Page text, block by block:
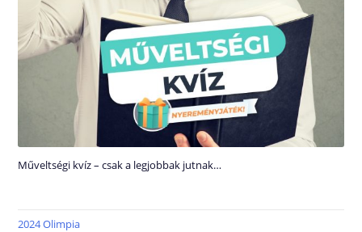
Műveltségi kvíz – csak a legjobbak jutnak…
2024 Olimpia